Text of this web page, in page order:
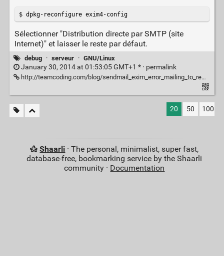
$ dpkg-reconfigure exim4-config
Sélectionner "Distribution directe par SMTP (site
Internet)" et laisser le reste par défaut.
debug · serveur · GNU/Linux
January 30, 2014 at 01:53:05 GMT+1 * · permalink
http://teamcoding.com/blog/sendmail_exim_error_mailing_to_remote_domains_not_supported
20 50 100
Shaarli · The personal, minimalist, super fast,
database-free, bookmarking service by the Shaarli
community · Documentation